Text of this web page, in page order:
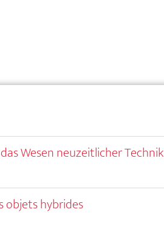
Wesen neuzeitlicher Technik
objets hybrides